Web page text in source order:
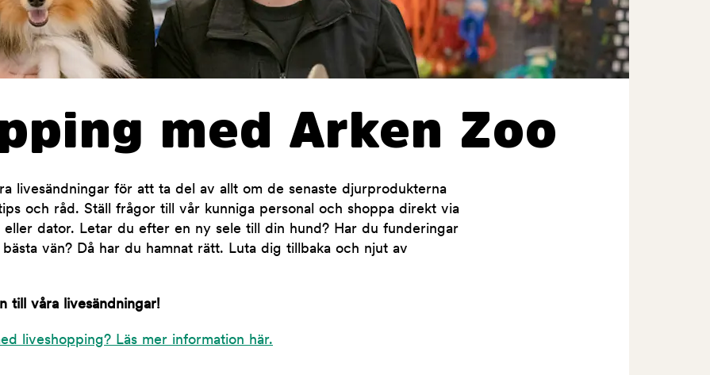
med Arken Zoo
livesändningar för att ta del av allt om de senaste djurprodukterna
och råd. Ställ frågor till vår kunniga personal och shoppa direkt via
eller dator. Letar du efter en ny sele till din hund? Har du funderingar
vän? Då har du hamnat rätt. Luta dig tillbaka och njut av
till våra livesändningar!
liveshopping? Läs mer information här.